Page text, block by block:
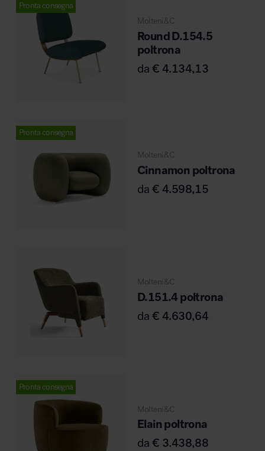
MillerKnoll
Pronta consegna
Molteni&C
Round D.154.5
poltrona
da€ 4.134,13
Pronta consegna
Molteni&C
Cinnamon poltrona
da€ 4.598,15
Molteni&C
D.151.4 poltrona
da€ 4.630,64
Pronta consegna
Molteni&C
Elain poltrona
da€ 3.438,88